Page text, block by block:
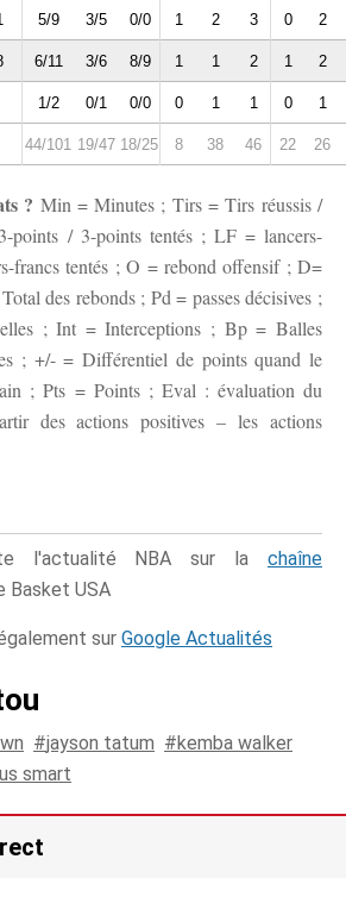
5/9 3/5 0/0 1 2 3 0 2
6/11 3/6 8/9 1 1 2 1 2
1/2 0/1 0/0 0 1 1 0 1
44/101 19/47 18/25 8 38 46 22 26
? Min = Minutes ; Tirs = Tirs réussis /
points / 3-points tentés ; LF = lancers-
francs tentés ; O = rebond offensif ; D=
des rebonds ; Pd = passes décisives ;
; Int = Interceptions ; Bp = Balles
; +/- = Différentiel de points quand le
; Pts = Points ; Eval : évaluation du
des actions positives – les actions
l'actualité NBA sur la chaîne
Basket USA
sur Google Actualités
jayson tatum
kemba walker
smart